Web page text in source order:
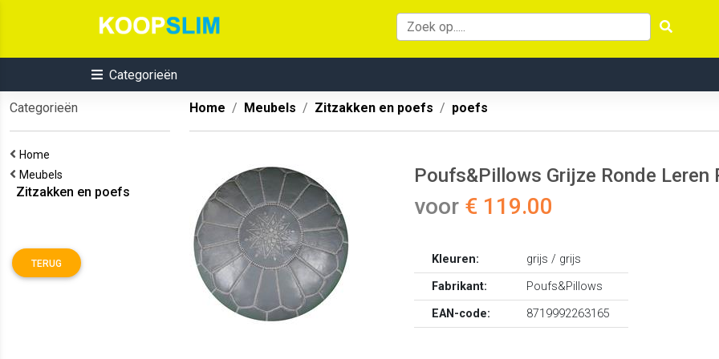
Categorieën
Categorieën
Home
Meubels
Zitzakken en poefs
TERUG
Home Meubels Zitzakken en poefs poefs
Poufs&Pillows Grijze Ronde Leren
voor € 119.00
Kleuren:
grijs / grijs
Fabrikant:
Poufs&Pillows
EAN-code:
8719992263165